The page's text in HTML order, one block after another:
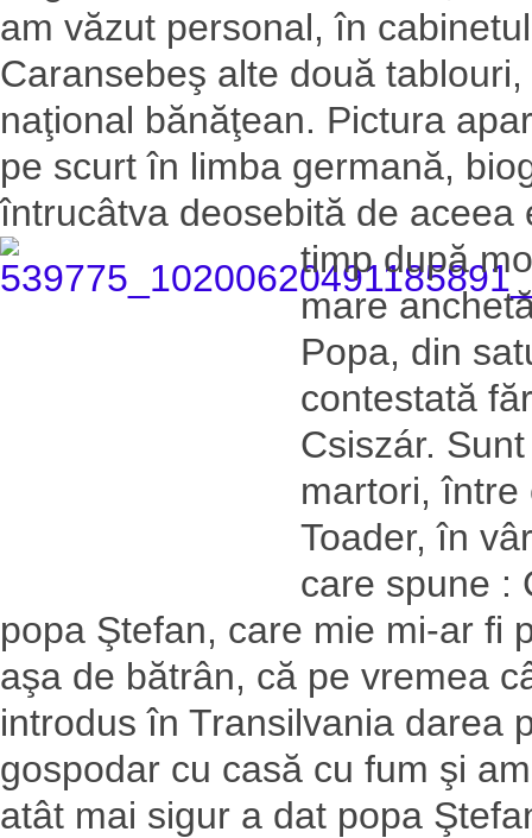
am văzut personal, în
Caransebeş alte două
naţional bănăţean. Pictura
pe scurt în limba germană,
întrucâtva deosebită de
timp după
mare
Popa, din
contestată
Csiszár.
martori, între
Toader, în
care spune :
popa Ştefan, care mie mi-ar fi
aşa de bătrân, că pe vremea
introdus în Transilvania darea
gospodar cu casă cu fum şi
atât mai sigur a dat popa